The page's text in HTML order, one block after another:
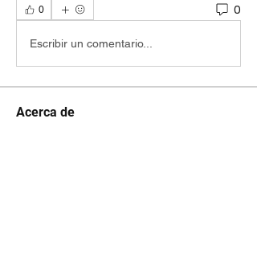
0 0
Escribir un comentario...
Acerca de